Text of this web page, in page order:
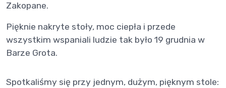
Zakopane.
Pięknie nakryte stoły, moc ciepła i przede
wszystkim wspaniali ludzie tak było 19 grudnia w
Barze Grota.
Spotkaliśmy się przy jednym, dużym, pięknym stole: